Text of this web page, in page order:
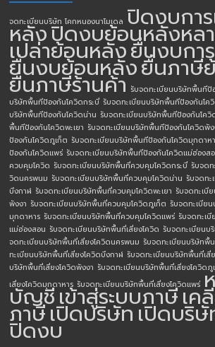
จดทะเบียนบริษัท โคกหนองนาโมเดล ปิดงบกา
หลังปิดงบย้อนหลังหล
เปล่าย้อนหลังยื่นงบกา
ยื่นงบย้อนหลังยื่นภาษี
ยื่นภาษีร้านค้า รับจดทะเบียนบริษัทพื้นทีป้
บริษัทพื้นทีป้องกันโควิดกระบี่ รับจดทะเบียนบริษัทพื้นทีป้องกันโค
บริษัทพื้นทีป้องกันโควิดน่าน รับจดทะเบียนบริษัทพื้นทีป้องกันโควิ
พื้นทีป้องกันโควิดพะเยา รับจดทะเบียนบริษัทพื้นทีป้องกันโควิดพัง
ป้องกันโควิดภูเก็ต รับจดทะเบียนบริษัทพื้นทีป้องกันโควิดมุกดาห
ป้องกันโควิดแพร่ รับจดทะเบียนบริษัทพื้นทีป้องกันโควิดแม่ฮ่องส
ควบคุมโควิด รับจดทะเบียนบริษัทพื้นที่ควบคุมโควิดกระบี่ รับจด
วิดนครพนม รับจดทะเบียนบริษัทพื้นที่ควบคุมโควิดน่าน รับจดท
บึงกาฬ รับจดทะเบียนบริษัทพื้นที่ควบคุมโควิดพะเยา รับจดทะเบี
พังงา รับจดทะเบียนบริษัทพื้นที่ควบคุมโควิดภูเก็ต รับจดทะเบีย
มุกดาหาร รับจดทะเบียนบริษัทพื้นที่ควบคุมโควิดแพร่ รับจดทะเ
แม่ฮ่องสอน รับจดทะเบียนบริษัทพื้นที่เสี่ยงโควิด รับจดทะเบียนบ
จดทะเบียนบริษัทพื้นที่เสี่ยงโควิดนครพนม รับจดทะเบียนบริษัทพื้
ทะเบียนบริษัทพื้นที่เสี่ยงโควิดบึงกาฬ รับจดทะเบียนบริษัทพื้นที่เสี่
บริษัทพื้นที่เสี่ยงโควิดพังงา รับจดทะเบียนบริษัทพื้นที่เสี่ยงโควิดภู
เสี่ยงโควิดมุกดาหาร รับจดทะเบียนบริษัทพื้นที่เสี่ยงโควิดแพร่
บัญชีเข้าสู่ระบบภาษีเค
ภาษีเปิดบริษัทเปิดบริษั
ปิดงบ